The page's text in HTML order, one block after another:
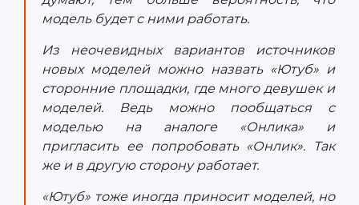
модель будет с ними работать.
Из неочевидных вариантов источников
новых моделей можно назвать «Ютуб» и
сторонние площадки, где много девушек и
моделей. Ведь можно пообщаться с
моделью на аналоге «Онлика» и
пригласить ее попробовать «Онлик». Так
же и в другую сторону работает.
«Ютуб» тоже иногда приносит моделей, но